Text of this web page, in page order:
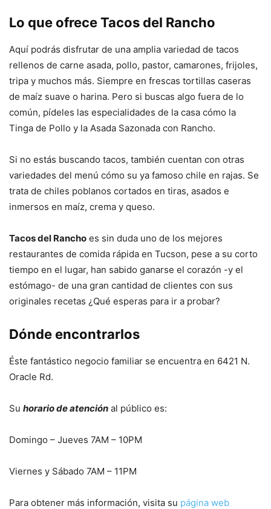
Lo que ofrece Tacos del Rancho
Aquí podrás disfrutar de una amplia variedad de tacos
rellenos de carne asada, pollo, pastor, camarones, frijoles,
tripa y muchos más. Siempre en frescas tortillas caseras
de maíz suave o harina. Pero si buscas algo fuera de lo
común, pídeles las especialidades de la casa cómo la
Tinga de Pollo y la Asada Sazonada con Rancho.
Si no estás buscando tacos, también cuentan con otras
variedades del menú cómo su ya famoso chile en rajas. Se
trata de chiles poblanos cortados en tiras, asados e
inmersos en maíz, crema y queso.
Tacos del Rancho es sin duda uno de los mejores
restaurantes de comida rápida en Tucson, pese a su corto
tiempo en el lugar, han sabido ganarse el corazón -y el
estómago- de una gran cantidad de clientes con sus
originales recetas ¿Qué esperas para ir a probar?
Dónde encontrarlos
Éste fantástico negocio familiar se encuentra en 6421 N.
Oracle Rd.
Su horario de atención al público es:
Domingo – Jueves 7AM – 10PM
Viernes y Sábado 7AM – 11PM
Para obtener más información, visita su página web